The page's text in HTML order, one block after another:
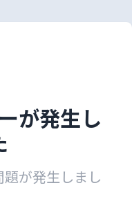
が発生し
が発生しまし